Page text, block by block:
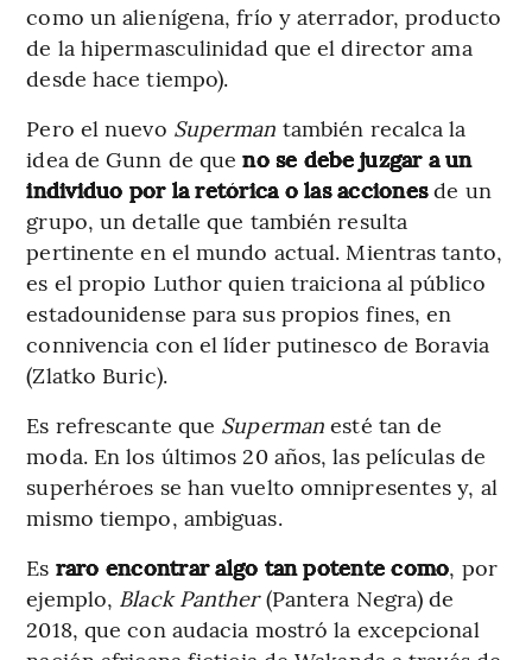
como un alienígena, frío y aterrador, producto
de la hipermasculinidad que el director ama
desde hace tiempo).
Pero el nuevo Superman también recalca la
idea de Gunn de queno se debe juzgar a un
individuo por la retórica o las accionesde un
grupo, un detalle que también resulta
pertinente en el mundo actual. Mientras tanto,
es el propio Luthor quien traiciona al público
estadounidense para sus propios fines, en
connivencia con el líder putinesco de Boravia
(Zlatko Buric).
Es refrescante que Superman esté tan de
moda. En los últimos 20 años, las películas de
superhéroes se han vuelto omnipresentes y, al
mismo tiempo, ambiguas.
Es raro encontrar algo tan potente como, por
ejemplo, Black Panther(Pantera Negra) de
2018, que con audacia mostró la excepcional